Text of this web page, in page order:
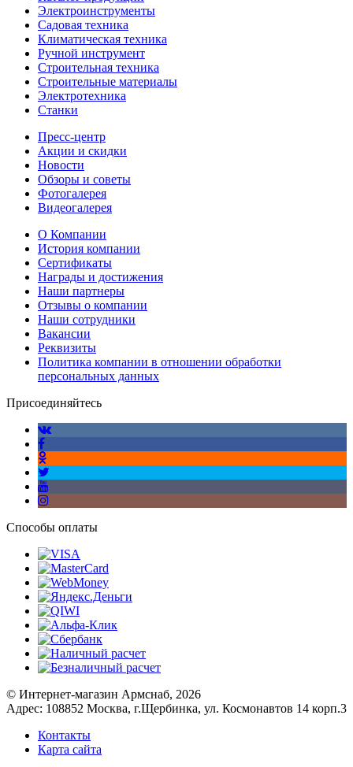
Электроинструменты
Садовая техника
Климатическая техника
Ручной инструмент
Строительная техника
Строительные материалы
Электротехника
Станки
Пресс-центр
Акции и скидки
Новости
Обзоры и советы
Фотогалерея
Видеогалерея
О Компании
История компании
Сертификаты
Награды и достижения
Наши партнеры
Отзывы о компании
Наши сотрудники
Вакансии
Реквизиты
Политика компании в отношении обработки
персональных данных
Присоединяйтесь
Способы оплаты
© Интернет-магазин Армснаб, 2026
Адрес: 108852 Москва, г.Щербинка, ул. Космонавтов 14 корп.3
Контакты
Карта сайта